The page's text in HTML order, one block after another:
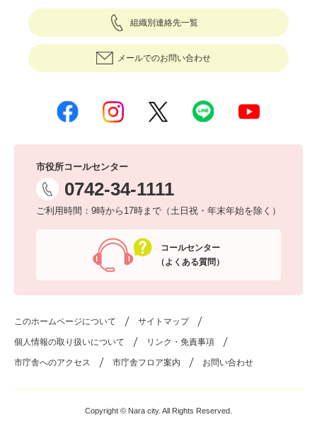
組織別連絡先一覧
メールでのお問い合わせ
市役所コールセンター
0742-34-1111
ご利用時間：9時から17時まで（土日祝・年末年始を除く）
コールセンター
（よくある質問）
このホームページについて サイトマップ
個人情報の取り扱いについて リンク・免責事項
市庁舎へのアクセス 市庁舎フロア案内 お問い合わせ
Copyright © Nara city. All Rights Reserved.